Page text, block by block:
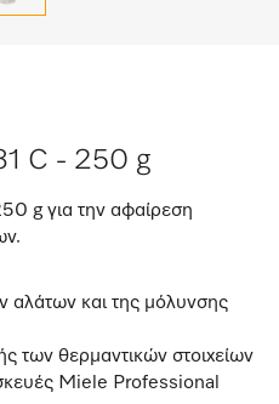
C - 250 g
g για την αφαίρεση
αλάτων και της μόλυνσης
των θερμαντικών στοιχείων
Miele Professional